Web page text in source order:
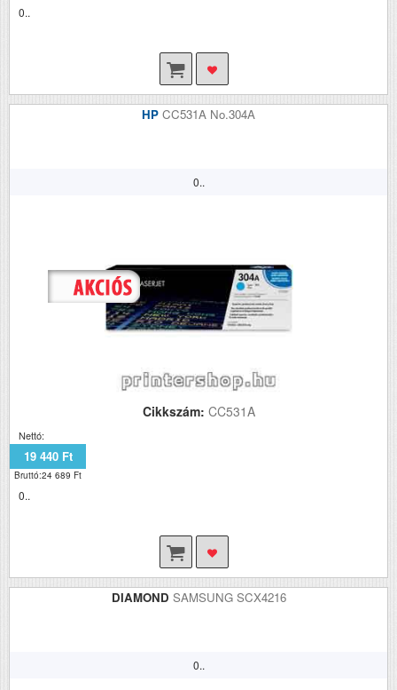
0..
HP CC531A No.304A
0..
Cikkszám: CC531A
Nettó:
19 440 Ft
Bruttó:24 689 Ft
0..
DIAMOND SAMSUNG SCX4216
0..